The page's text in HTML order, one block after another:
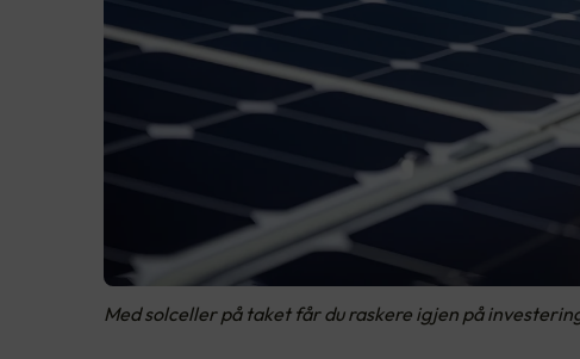
Med solceller på taket får du raskere igjen på